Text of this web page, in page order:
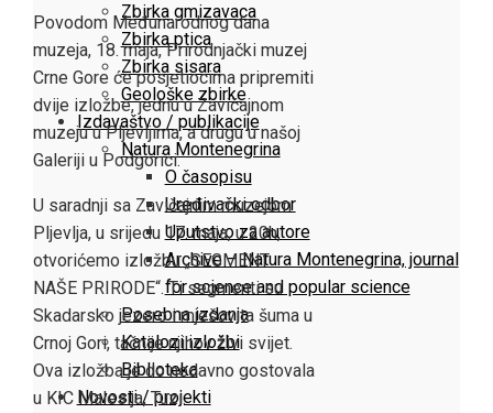
Zbirka gmizavaca
Zbirka ptica
Zbirka sisara
Geološke zbirke
Izdavaštvo / publikacije
Natura Montenegrina
O časopisu
Uređivački odbor
Uputstvo za autore
Archive – Natura Montenegrina, journal
for science and popular science
Posebna izdanja
Katalozi izložbi
Biblioteka
Novosti / projekti
Povodom Međunarodnog dana
muzeja, 18. maja, Prirodnjački muzej
Crne Gore će posjetiocima pripremiti
dvije izložbe, jednu u Zavičajnom
muzeju u Pljevljima, a drugu u našoj
Galeriji u Podgorici.
U saradnji sa Zavičajnim muzejom
Pljevlja, u srijedu 17. maja, u 20h,
otvorićemo izložbu „SEGMENT
NAŠE PRIRODE“. Ti segmenti su
Skadarsko jezero i mješovita šuma u
Crnoj Gori, tačnije njihov živi svijet.
Ova izložba je do nedavno gostovala
u KIC Malesija, Tuzi.